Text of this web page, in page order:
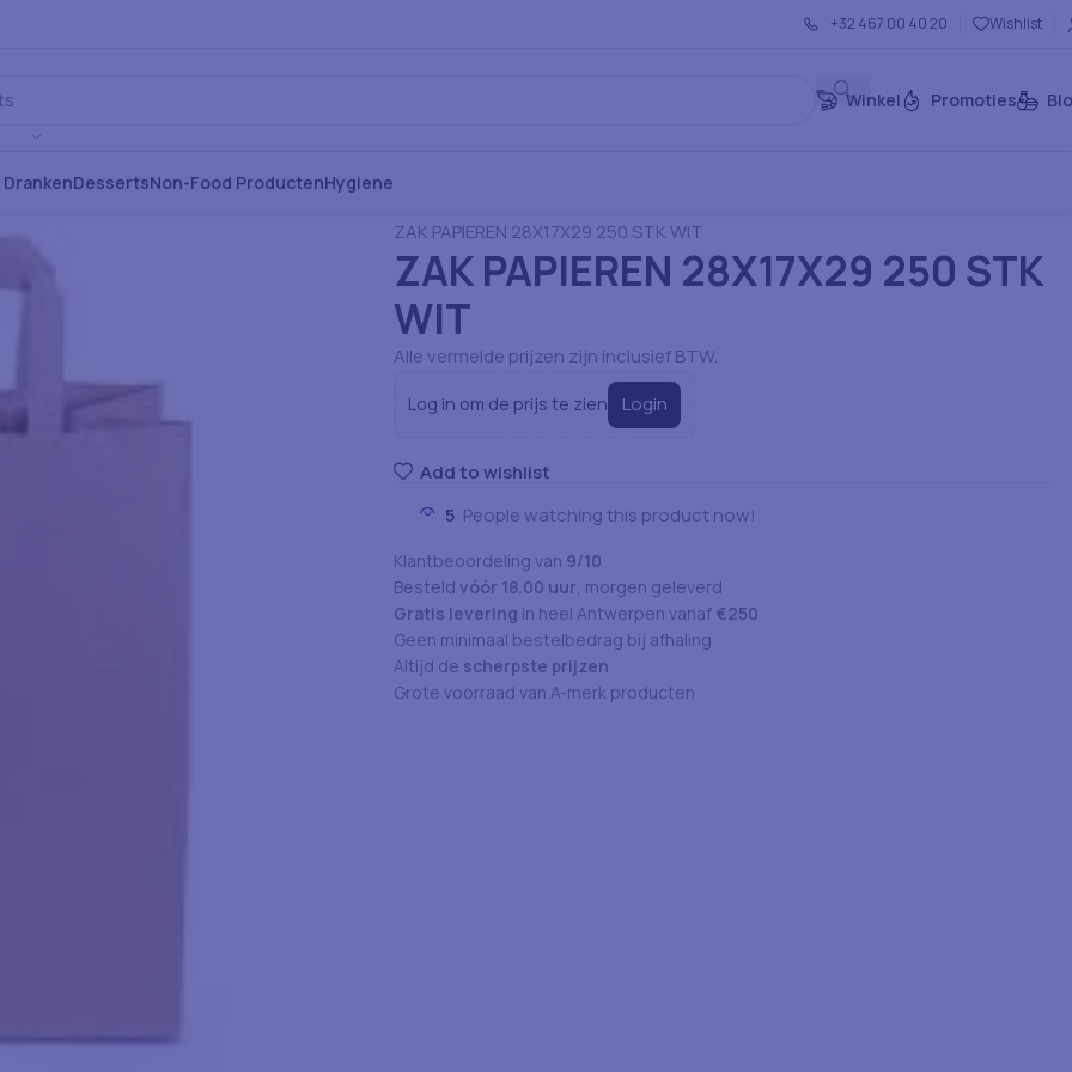
+32 467 00 40 20 Wishlist
Winkel Promoties
DessertsNon-Food ProductenHygiene
ZAK PAPIEREN 28X17X29 250 STK WIT
ZAK PAPIEREN 28X17X29 250 STK
WIT
Alle vermelde prijzen zijn inclusief BTW.
Log in om de prijs te zien Login
Add to wishlist
5 People watching this product now!
Klantbeoordeling van 9/10
Besteld vóór 18.00 uur, morgen geleverd
Gratis levering in heel Antwerpen vanaf €250
Geen minimaal bestelbedrag bij afhaling
Altijd de scherpste prijzen
Grote voorraad van A-merk producten